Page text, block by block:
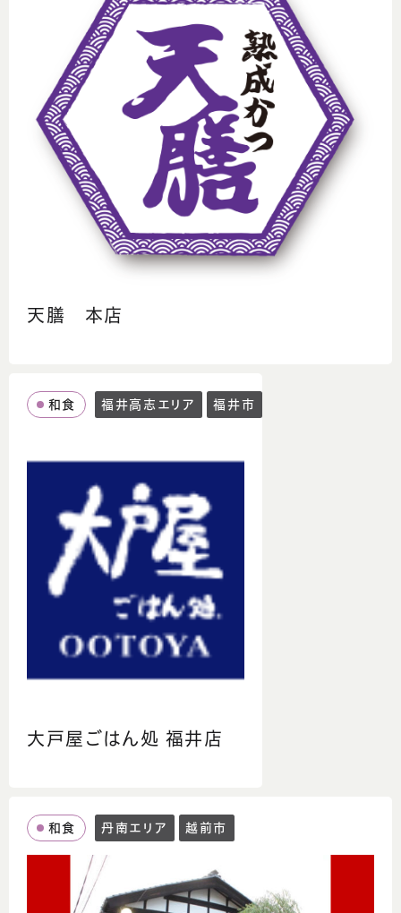
天膳 本店
和食 福井高志エリア 福井市
大戸屋ごはん処 福井店
和食 丹南エリア 越前市